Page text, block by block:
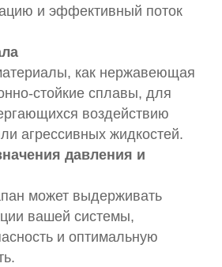
и эффективный поток
как нержавеющая
стойкие сплавы, для
воздействию
агрессивных жидкостей.
давления и
может выдерживать
вашей системы,
и оптимальную